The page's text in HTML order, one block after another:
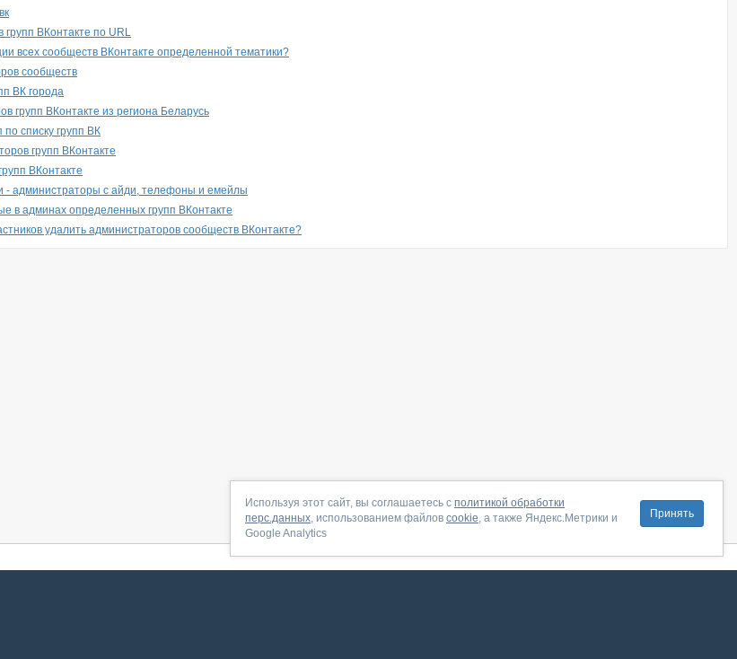
ВКонтакте по URL
всех сообществ ВКонтакте определенной тематики?
сообществ
ВК города
групп ВКонтакте из региона Беларусь
списку групп ВК
групп ВКонтакте
ВКонтакте
администраторы с айди, телефоны и емейлы
в админах определенных групп ВКонтакте
удалить администраторов сообществ ВКонтакте?
Принять
Используя этот сайт, вы соглашаетесь с политикой обработки
перс.данных, использованием файлов cookie, а также Яндекс.Метрики и
Google Analytics